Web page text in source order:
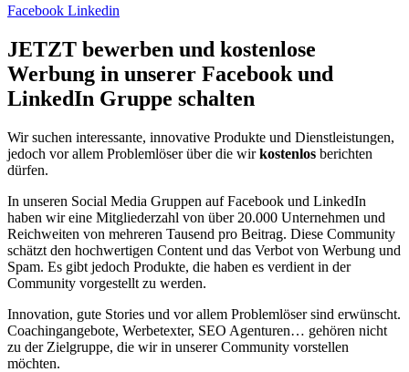
Facebook Linkedin
JETZT bewerben und kostenlose
Werbung in unserer Facebook und
LinkedIn Gruppe schalten
Wir suchen interessante, innovative Produkte und Dienstleistungen,
jedoch vor allem Problemlöser über die wirkostenlos berichten
dürfen.
In unseren Social Media Gruppen auf Facebook und LinkedIn
haben wir eine Mitgliederzahl von über 20.000 Unternehmen und
Reichweiten von mehreren Tausend pro Beitrag. Diese Community
schätzt den hochwertigen Content und das Verbot von Werbung und
Spam. Es gibt jedoch Produkte, die haben es verdient in der
Community vorgestellt zu werden.
Innovation, gute Stories und vor allem Problemlöser sind erwünscht.
Coachingangebote, Werbetexter, SEO Agenturen… gehören nicht
zu der Zielgruppe, die wir in unserer Community vorstellen
möchten.